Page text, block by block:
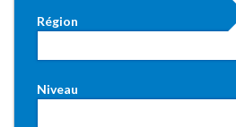
Région
Niveau